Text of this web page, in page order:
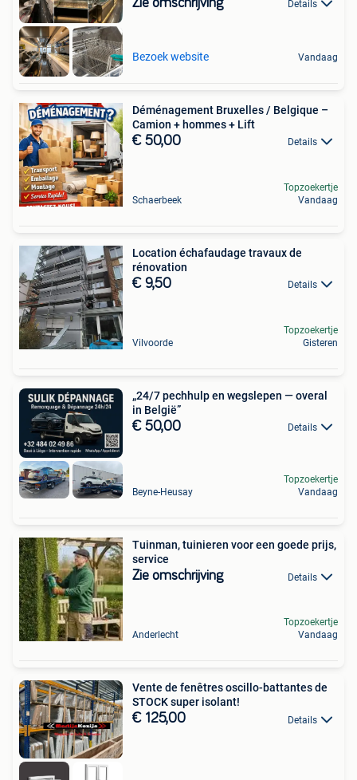
Zie omschrijving Details
Bezoek website Vandaag
Déménagement Bruxelles / Belgique –
Camion + hommes + Lift
€ 50,00 Details
Schaerbeek
Topzoekertje
Vandaag
Location échafaudage travaux de
rénovation
€ 9,50 Details
Vilvoorde
Topzoekertje
Gisteren
„24/7 pechhulp en wegslepen — overal
in België”
€ 50,00 Details
Beyne-Heusay
Topzoekertje
Vandaag
Tuinman, tuinieren voor een goede prijs,
service
Zie omschrijving Details
Anderlecht
Topzoekertje
Vandaag
Vente de fenêtres oscillo-battantes de
STOCK super isolant!
€ 125,00 Details